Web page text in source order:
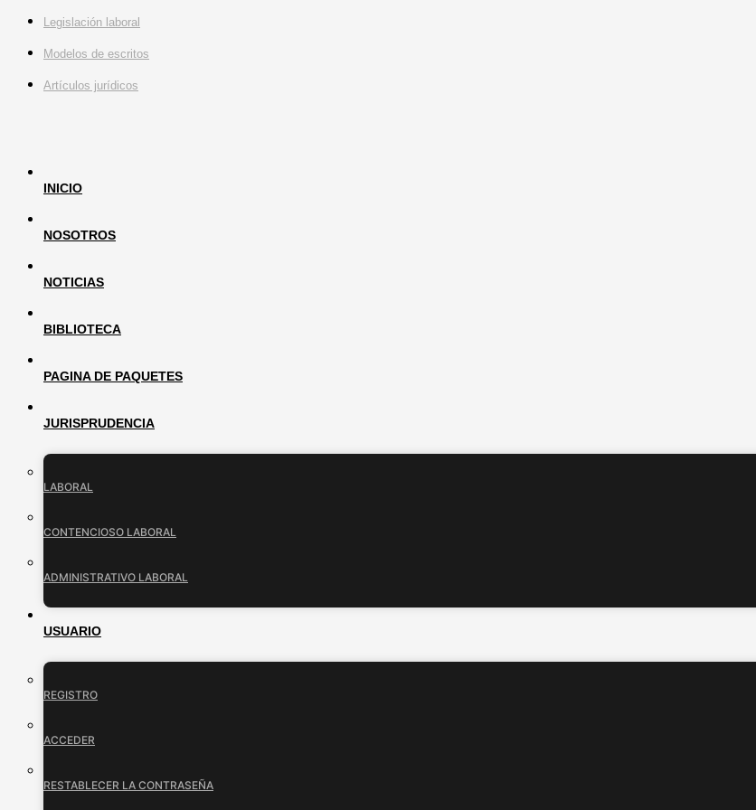
Legislación laboral
Modelos de escritos
Artículos jurídicos
INICIO
NOSOTROS
NOTICIAS
BIBLIOTECA
PAGINA DE PAQUETES
JURISPRUDENCIA
LABORAL
CONTENCIOSO LABORAL
ADMINISTRATIVO LABORAL
USUARIO
REGISTRO
ACCEDER
RESTABLECER LA CONTRASEÑA